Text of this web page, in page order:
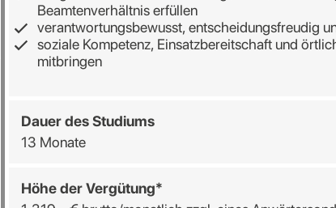
Beamtenverhältnis erfüllen
verantwortungsbewusst, entscheidungsfreudig
soziale Kompetenz, Einsatzbereitschaft und
mitbringen
DauerdesStudiums
13 Monate
HöhederVergütung*